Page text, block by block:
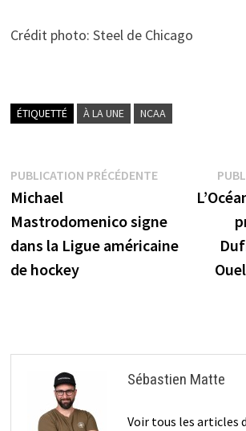
Crédit photo: Steel de Chicago
ÉTIQUETTÉ À LA UNE NCAA
Navigation
de
l’article
PUBLICATION PRÉCÉDENTEPublication
précédente :
Michael
Mastrodomenico signe
dans la Ligue américaine
de hockey
Sébastien Matte
Voir tous les articles